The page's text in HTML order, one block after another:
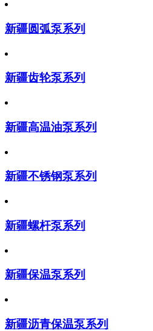
新疆圆弧泵系列
新疆齿轮泵系列
新疆高温油泵系列
新疆不锈钢泵系列
新疆螺杆泵系列
新疆保温泵系列
新疆沥青保温泵系列